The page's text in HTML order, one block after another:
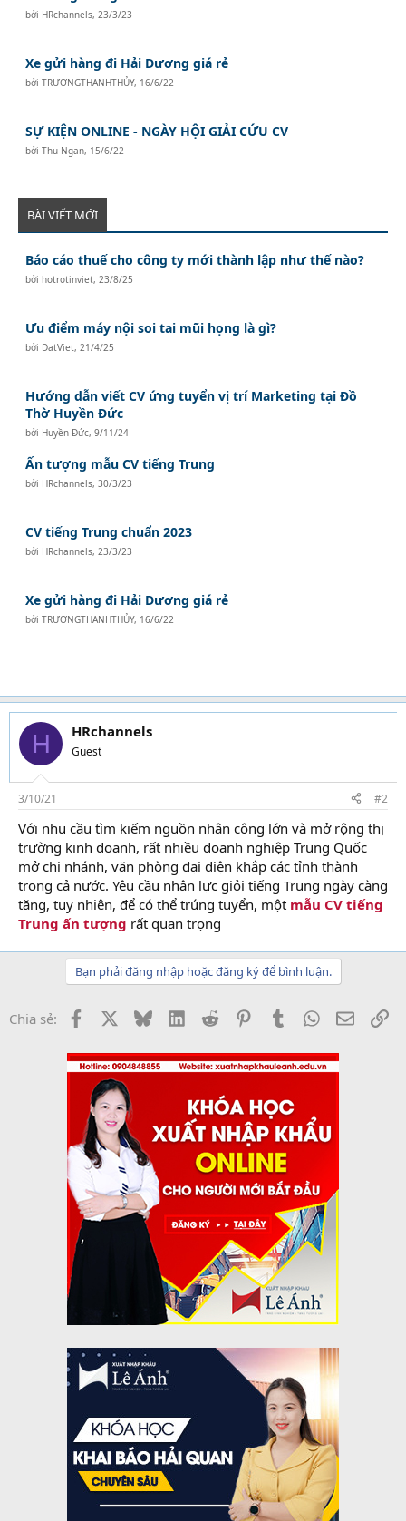
bởi HRchannels,23/3/23
Xe gửi hàng đi Hải Dương giá rẻ
bởiTRƯƠNGTHANHTHỦY, 16/6/22
SỰ KIỆN ONLINE - NGÀY HỘI GIẢI CỨU CV
bởiThu Ngan, 15/6/22
BÀI VIẾT MỚI
Báo cáo thuế cho công ty mới thành lập như thế nào?
bởihotrotinviet,23/8/25
Ưu điểm máy nội soi tai mũi họng là gì?
bởi DatViet,21/4/25
Hướng dẫn viết CV ứng tuyển vị trí Marketing tại Đồ
Thờ Huyền Đức
bởi Huyền Đức,9/11/24
Ấn tượng mẫu CV tiếng Trung
bởi HRchannels,30/3/23
CV tiếng Trung chuẩn 2023
bởi HRchannels,23/3/23
Xe gửi hàng đi Hải Dương giá rẻ
bởiTRƯƠNGTHANHTHỦY, 16/6/22
H HRchannels
Guest
3/10/21 #2
Với nhu cầu tìm kiếm nguồn nhân công lớn và mở rộng thị
trường kinh doanh, rất nhiều doanh nghiệp Trung Quốc
mở chi nhánh, văn phòng đại diện khắp các tỉnh thành
trong cả nước. Yêu cầu nhân lực giỏi tiếng Trung ngày càng
tăng, tuy nhiên, để có thể trúng tuyển, một mẫu CV tiếng
Trung ấn tượng rất quan trọng
Bạn phải đăng nhập hoặc đăng ký để bình luận.
Chia sẻ: Facebook BlueskyLinkedInReddit PinterestTumblrWhatsApp
Email